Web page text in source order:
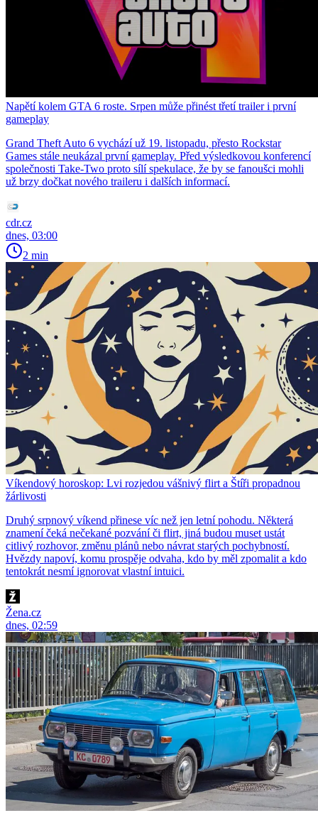
Napětí kolem GTA 6 roste. Srpen může přinést třetí trailer i první
gameplay
Grand Theft Auto 6 vychází už 19. listopadu, přesto Rockstar
Games stále neukázal první gameplay. Před výsledkovou konferencí
společnosti Take-Two proto sílí spekulace, že by se fanoušci mohli
už brzy dočkat nového traileru i dalších informací.
cdr.cz
dnes, 03:00
2 min
Víkendový horoskop: Lvi rozjedou vášnivý flirt a Štíři propadnou
žárlivosti
Druhý srpnový víkend přinese víc než jen letní pohodu. Některá
znamení čeká nečekané pozvání či flirt, jiná budou muset ustát
citlivý rozhovor, změnu plánů nebo návrat starých pochybností.
Hvězdy napoví, komu prospěje odvaha, kdo by měl zpomalit a kdo
tentokrát nesmí ignorovat vlastní intuici.
Žena.cz
dnes, 02:59